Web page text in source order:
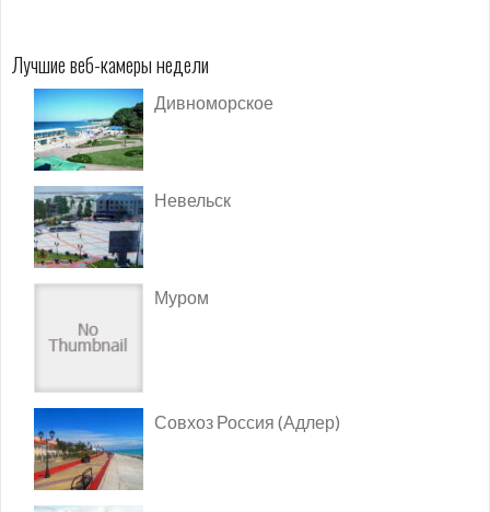
Лучшие веб-камеры недели
Дивноморское
Невельск
Муром
Совхоз Россия (Адлер)